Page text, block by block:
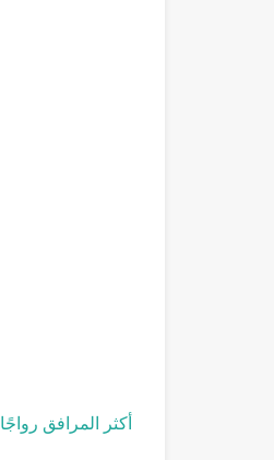
أكثر المرافق رواجًا